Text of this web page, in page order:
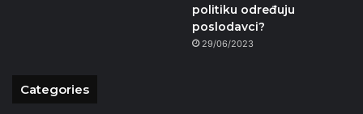
politiku određuju
poslodavci?
29/06/2023
Categories